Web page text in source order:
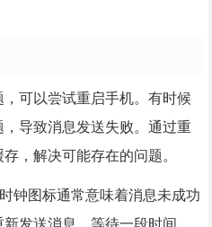
可以尝试重启手机。有时候
导致消息发送失败。通过重
，解决可能存在的问题。
钟图标通常意味着消息未成功
发送消息、等待一段时间、